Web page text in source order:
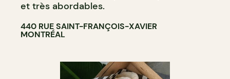
et très abordables.
440 RUE SAINT-FRANÇOIS-XAVIER
MONTRÉAL